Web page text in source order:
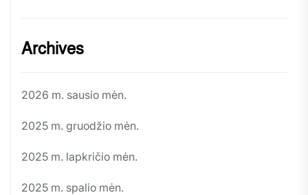
Archives
2026 m. sausio mėn.
2025 m. gruodžio mėn.
2025 m. lapkričio mėn.
2025 m. spalio mėn.